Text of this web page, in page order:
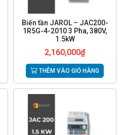
Biến tần JAROL – JAC200-
1R5G-4-2010 3 Pha, 380V,
1.5kW
2,160,000₫
THÊM VÀO GIỎ HÀNG